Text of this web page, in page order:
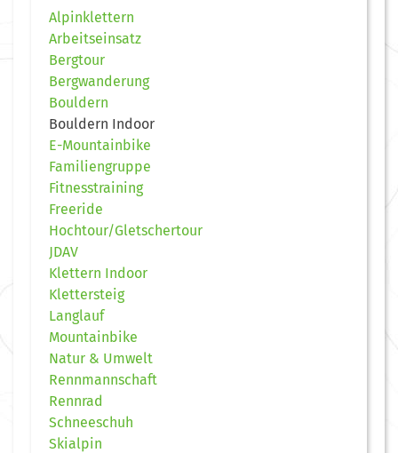
Alpinklettern
Arbeitseinsatz
Bergtour
Bergwanderung
Bouldern
Bouldern Indoor
E-Mountainbike
Familiengruppe
Fitnesstraining
Freeride
Hochtour/Gletschertour
JDAV
Klettern Indoor
Klettersteig
Langlauf
Mountainbike
Natur & Umwelt
Rennmannschaft
Rennrad
Schneeschuh
Skialpin